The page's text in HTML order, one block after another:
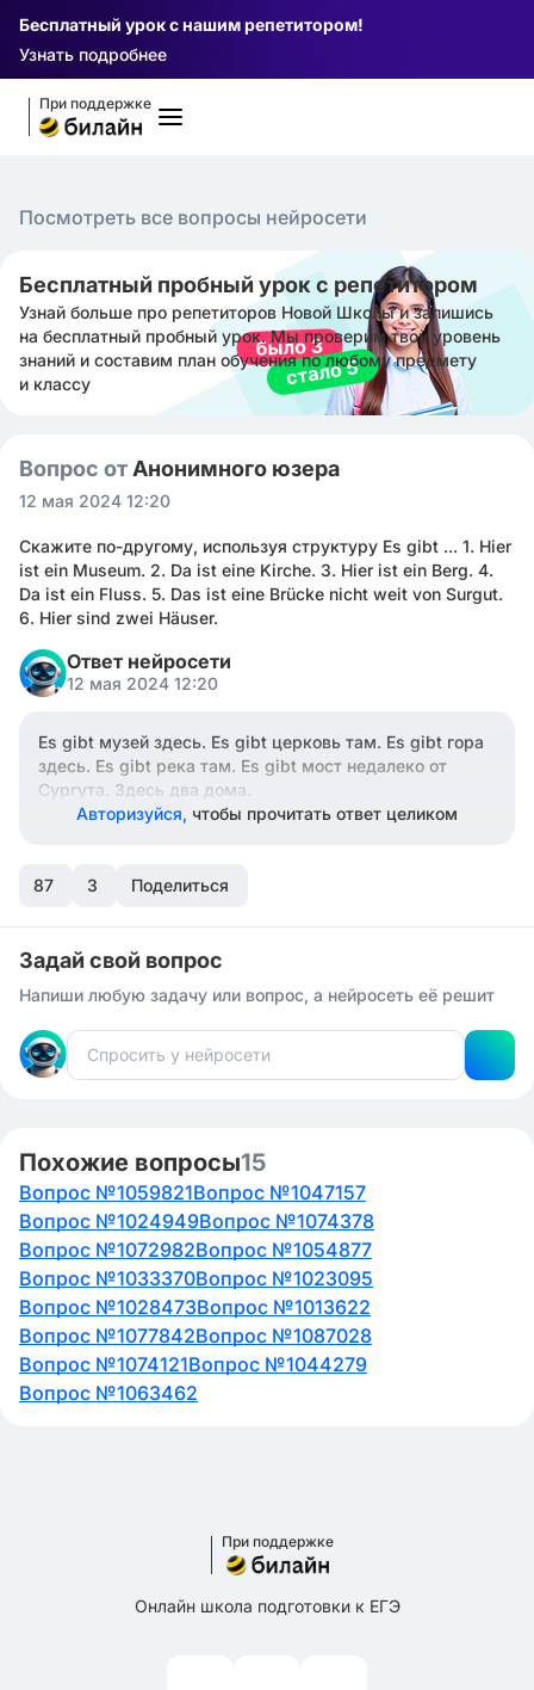
Бесплатный урок с нашим репетитором!
Узнать подробнее
При поддержке
Посмотреть все вопросы нейросети
Бесплатный пробный урок с репетитором
Узнай больше про репетиторов Новой Школы и запишись
на бесплатный пробный урок. Мы проверим твой уровень
знаний и составим план обучения по любому предмету
и классу
Вопрос от Анонимного юзера
12 мая 2024 12:20
Скажите по-другому, используя структуру Es gibt ... 1. Hier
ist ein Museum. 2. Da ist eine Kirche. 3. Hier ist ein Berg. 4.
Da ist ein Fluss. 5. Das ist eine Brücke nicht weit von Surgut.
6. Hier sind zwei Häuser.
Ответ нейросети
12 мая 2024 12:20
Es gibt музей здесь. Es gibt церковь там. Es gibt гора
здесь. Es gibt река там. Es gibt мост недалеко от
Сургута. Здесь два дома.
Авторизуйся, чтобы прочитать ответ целиком
87 3 Поделиться
Задай свой вопрос
Напиши любую задачу или вопрос, а нейросеть её решит
Похожие вопросы15
Вопрос №1059821Вопрос №1047157
Вопрос №1024949Вопрос №1074378
Вопрос №1072982Вопрос №1054877
Вопрос №1033370Вопрос №1023095
Вопрос №1028473Вопрос №1013622
Вопрос №1077842Вопрос №1087028
Вопрос №1074121Вопрос №1044279
Вопрос №1063462
При поддержке
Онлайн школа подготовки к ЕГЭ